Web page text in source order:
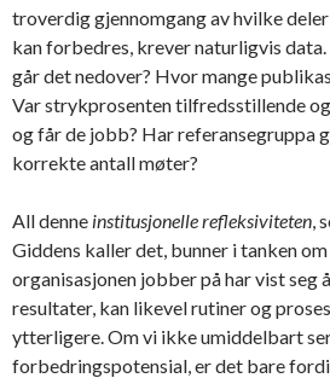
troverdig gjennomgang av hvilke
kan forbedres, krever naturligvis
går det nedover? Hvor mange
Var strykprosenten tilfredsstillende
og får de jobb? Har referansegruppa
korrekte antall møter?
All denne institusjonelle refleksiviteten,
Giddens kaller det, bunner i tanken
organisasjonen jobber på har vist seg
resultater, kan likevel rutiner og
ytterligere. Om vi ikke umiddelbart
forbedringspotensial, er det bare